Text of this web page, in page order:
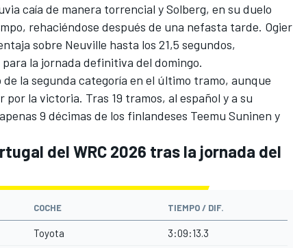
caía de manera torrencial y Solberg, en su duelo
rehaciéndose después de una nefasta tarde. Ogier
sobre Neuville hasta los 21,5 segundos,
la jornada definitiva del domingo.
la segunda categoría en el último tramo, aunque
la victoria. Tras 19 tramos, al español y a su
9 décimas de los finlandeses Teemu Suninen y
del WRC 2026 tras la jornada del
COCHE TIEMPO / DIF.
Toyota 3:09:13.3